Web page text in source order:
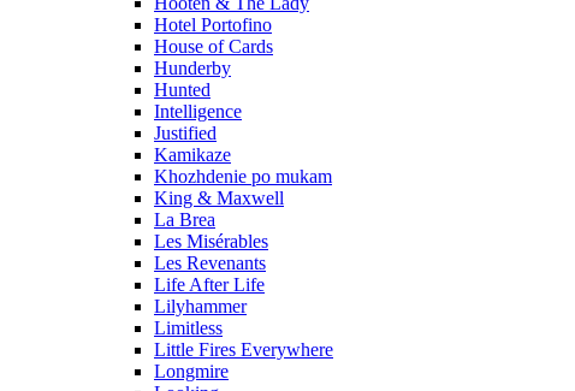
Hotel Portofino
House of Cards
Hunderby
Hunted
Intelligence
Justified
Kamikaze
Khozhdenie po mukam
King & Maxwell
La Brea
Les Misérables
Les Revenants
Life After Life
Lilyhammer
Limitless
Little Fires Everywhere
Longmire